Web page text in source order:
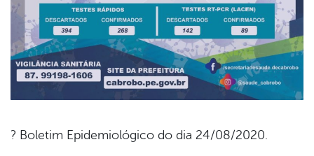
? Boletim Epidemiológico do dia 24/08/2020.